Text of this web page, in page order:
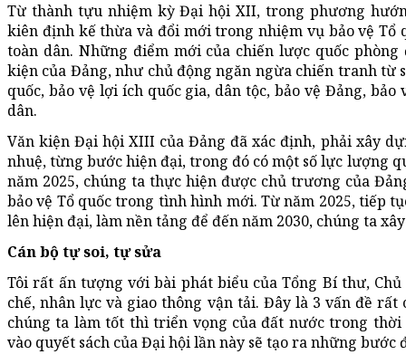
Từ thành tựu nhiệm kỳ Đại hội XII, trong phương
kiên định kế thừa và đổi mới trong nhiệm vụ bảo vệ Tổ
toàn dân. Những điểm mới của chiến lược quốc
kiện của Đảng, như chủ động ngăn ngừa chiến tranh từ
quốc, bảo vệ lợi ích quốc gia, dân tộc, bảo vệ Đảng,
dân.
Văn kiện Đại hội XIII của Đảng đã xác định, phải xây
nhuệ, từng bước hiện đại, trong đó có một số lực lượng
năm 2025, chúng ta thực hiện được chủ trương của
bảo vệ Tổ quốc trong tình hình mới. Từ năm 2025, tiếp
lên hiện đại, làm nền tảng để đến năm 2030, chúng ta
Cán bộ tự soi, tự sửa
Tôi rất ấn tượng với bài phát biểu của Tổng Bí thư,
chế, nhân lực và giao thông vận tải. Đây là 3 vấn đề
chúng ta làm tốt thì triển vọng của đất nước trong
vào quyết sách của Đại hội lần này sẽ tạo ra những